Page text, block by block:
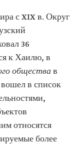
с XIX в. Округ
36
к Хаилю, в
обществав
в список
относятся
более